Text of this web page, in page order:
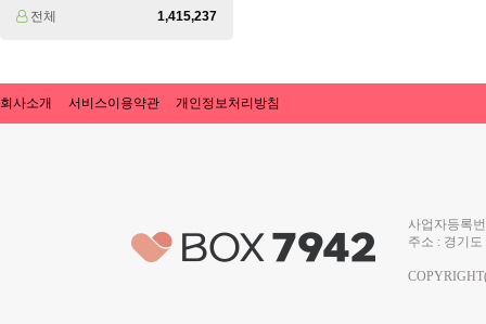
전체
1,415,237
회사소개 서비스이용약관 개인정보처리방침
사업자등록
주소 : 경기